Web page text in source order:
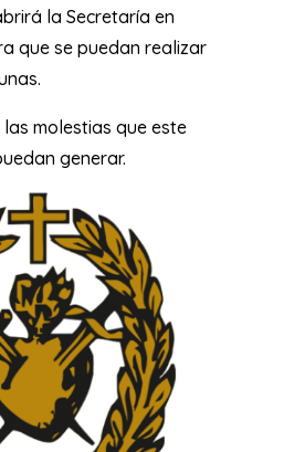
la Secretaría en
que se puedan realizar
molestias que este
generar.